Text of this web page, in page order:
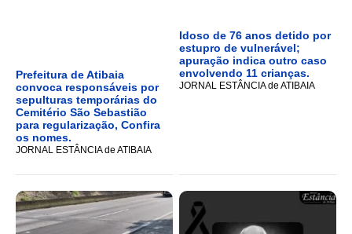
Prefeitura de Atibaia
convoca responsáveis por
sepulturas temporárias do
Cemitério São Sebastião
para regularização, Confira
os nomes.
JORNAL ESTÂNCIA de ATIBAIA
Idoso de 76 anos detido por
estupro de vulnerável;
apuração indica outro caso
envolvendo 11 crianças.
JORNAL ESTÂNCIA de ATIBAIA